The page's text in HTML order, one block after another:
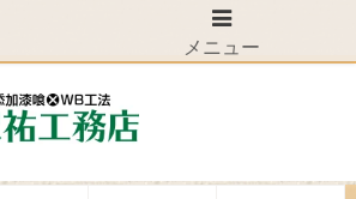
メニュー